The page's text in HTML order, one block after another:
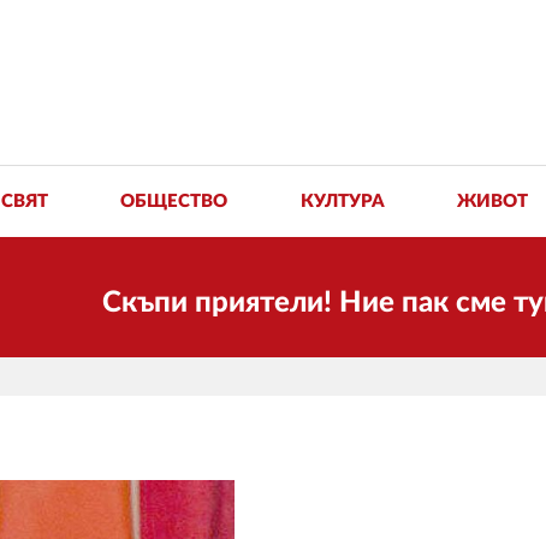
СВЯТ ОБЩЕСТВО КУЛТУРА ЖИВОТ
Скъпи приятели! Ние пак сме тук!